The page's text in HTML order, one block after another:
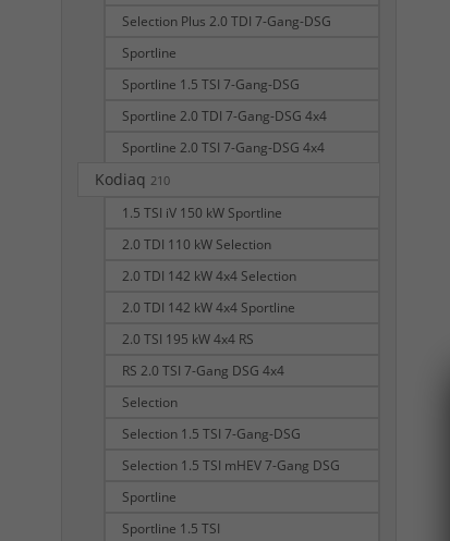
Selection Plus 2.0 TDI 7-Gang-DSG
Sportline
Sportline 1.5 TSI 7-Gang-DSG
Sportline 2.0 TDI 7-Gang-DSG 4x4
Sportline 2.0 TSI 7-Gang-DSG 4x4
Kodiaq 210
1.5 TSI iV 150 kW Sportline
2.0 TDI 110 kW Selection
2.0 TDI 142 kW 4x4 Selection
2.0 TDI 142 kW 4x4 Sportline
2.0 TSI 195 kW 4x4 RS
RS 2.0 TSI 7-Gang DSG 4x4
Selection
Selection 1.5 TSI 7-Gang-DSG
Selection 1.5 TSI mHEV 7-Gang DSG
Sportline
Sportline 1.5 TSI